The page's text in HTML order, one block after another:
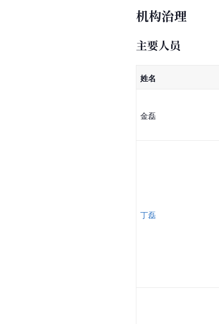
机构治理
主要人员
姓名
金磊
丁磊